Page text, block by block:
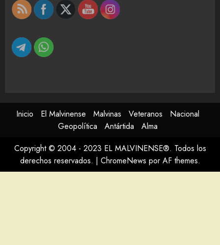
Inicio El Malvinense Malvinas Veteranos
Nacional
Geopolítica
Antártida
Alma
Copyright © 2004 - 2023 EL MALVINENSE®. Todos los
derechos reservados. | ChromeNews por AF themes.